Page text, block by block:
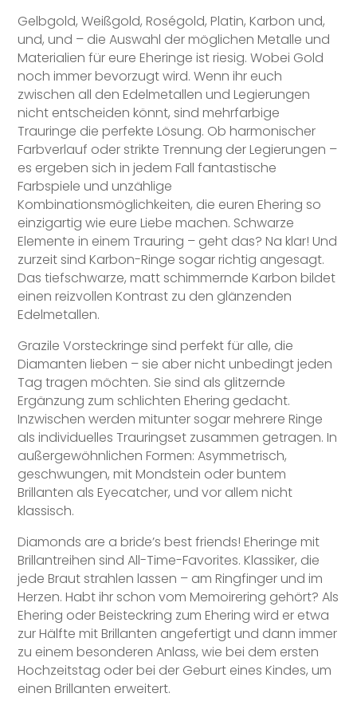
Gelbgold, Weißgold, Roségold, Platin, Karbon und,
und, und – die Auswahl der möglichen Metalle und
Materialien für eure Eheringe ist riesig. Wobei Gold
noch immer bevorzugt wird. Wenn ihr euch
zwischen all den Edelmetallen und Legierungen
nicht entscheiden könnt, sind mehrfarbige
Trauringe die perfekte Lösung. Ob harmonischer
Farbverlauf oder strikte Trennung der Legierungen –
es ergeben sich in jedem Fall fantastische
Farbspiele und unzählige
Kombinationsmöglichkeiten, die euren Ehering so
einzigartig wie eure Liebe machen. Schwarze
Elemente in einem Trauring – geht das? Na klar! Und
zurzeit sind Karbon-Ringe sogar richtig angesagt.
Das tiefschwarze, matt schimmernde Karbon bildet
einen reizvollen Kontrast zu den glänzenden
Edelmetallen.
Grazile Vorsteckringe sind perfekt für alle, die
Diamanten lieben – sie aber nicht unbedingt jeden
Tag tragen möchten. Sie sind als glitzernde
Ergänzung zum schlichten Ehering gedacht.
Inzwischen werden mitunter sogar mehrere Ringe
als individuelles Trauringset zusammen getragen. In
außergewöhnlichen Formen: Asymmetrisch,
geschwungen, mit Mondstein oder buntem
Brillanten als Eyecatcher, und vor allem nicht
klassisch.
Diamonds are a bride’s best friends! Eheringe mit
Brillantreihen sind All-Time-Favorites. Klassiker, die
jede Braut strahlen lassen – am Ringfinger und im
Herzen. Habt ihr schon vom Memoirering gehört? Als
Ehering oder Beisteckring zum Ehering wird er etwa
zur Hälfte mit Brillanten angefertigt und dann immer
zu einem besonderen Anlass, wie bei dem ersten
Hochzeitstag oder bei der Geburt eines Kindes, um
einen Brillanten erweitert.